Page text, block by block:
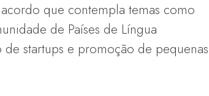
que contempla temas como
de Países de Língua
de startups e promoção de pequenas